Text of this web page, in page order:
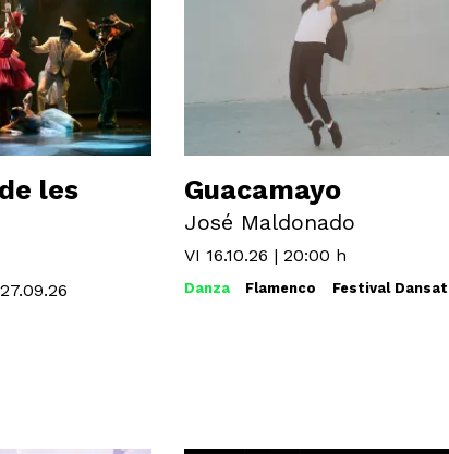
les
Guacamayo
José Maldonado
VI 16.10.26 | 20:00 h
Danza Flamenco Festival Dansat